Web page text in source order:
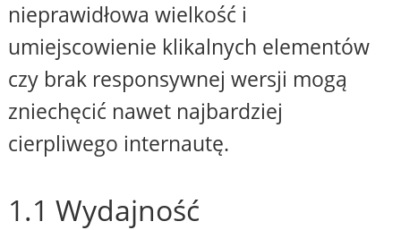
nieprawidłowa wielkość i
umiejscowienie klikalnych elementów
czy brak responsywnej wersji mogą
zniechęcić nawet najbardziej
cierpliwego internautę.
1.1 Wydajność